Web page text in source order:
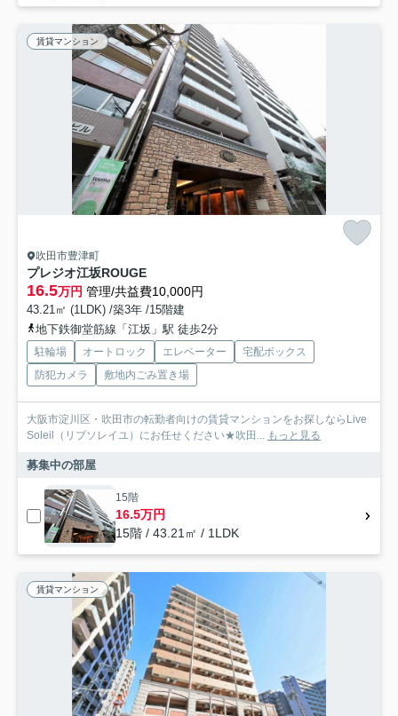
賃貸マンション
吹田市豊津町
プレジオ江坂ROUGE
16.5万円 管理/共益費10,000円
43.21㎡ (1LDK) /築3年 /15階建
地下鉄御堂筋線「江坂」駅 徒歩2分
駐輪場 オートロック エレベーター
宅配ボックス
防犯カメラ
敷地内ごみ置き場
大阪市淀川区・吹田市の転勤者向けの賃貸マンションをお探しならLive
Soleil（リブソレイユ）にお任せください★吹田... もっと見る
募集中の部屋
15階
16.5万円
15階 / 43.21㎡ / 1LDK
賃貸マンション